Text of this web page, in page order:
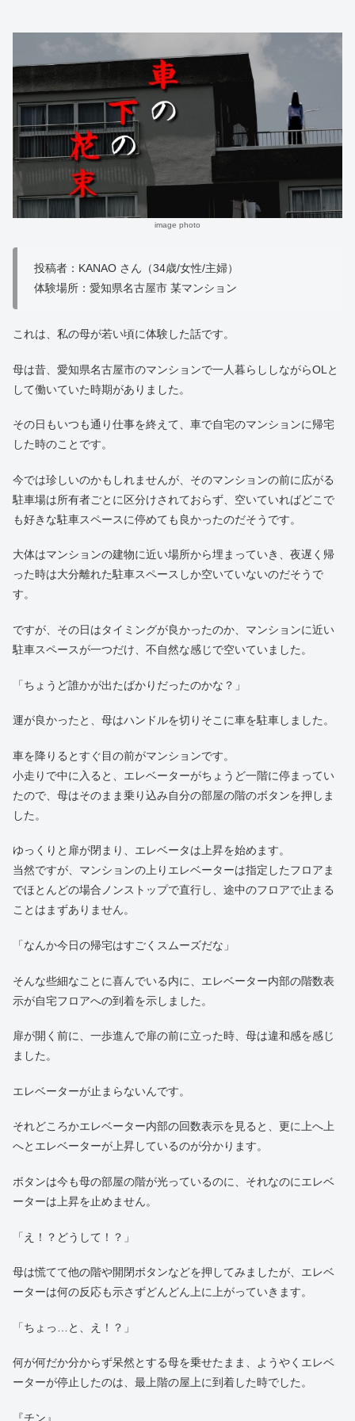
image photo
投稿者：KANAO さん（34歳/女性/主婦）
体験場所：愛知県名古屋市 某マンション
これは、私の母が若い頃に体験した話です。
母は昔、愛知県名古屋市のマンションで一人暮らししながらOLと
して働いていた時期がありました。
その日もいつも通り仕事を終えて、車で自宅のマンションに帰宅
した時のことです。
今では珍しいのかもしれませんが、そのマンションの前に広がる
駐車場は所有者ごとに区分けされておらず、空いていればどこで
も好きな駐車スペースに停めても良かったのだそうです。
大体はマンションの建物に近い場所から埋まっていき、夜遅く帰
った時は大分離れた駐車スペースしか空いていないのだそうで
す。
ですが、その日はタイミングが良かったのか、マンションに近い
駐車スペースが一つだけ、不自然な感じで空いていました。
「ちょうど誰かが出たばかりだったのかな？」
運が良かったと、母はハンドルを切りそこに車を駐車しました。
車を降りるとすぐ目の前がマンションです。
小走りで中に入ると、エレベーターがちょうど一階に停まってい
たので、母はそのまま乗り込み自分の部屋の階のボタンを押しま
した。
ゆっくりと扉が閉まり、エレベータは上昇を始めます。
当然ですが、マンションの上りエレベーターは指定したフロアま
でほとんどの場合ノンストップで直行し、途中のフロアで止まる
ことはまずありません。
「なんか今日の帰宅はすごくスムーズだな」
そんな些細なことに喜んでいる内に、エレベーター内部の階数表
示が自宅フロアへの到着を示しました。
扉が開く前に、一歩進んで扉の前に立った時、母は違和感を感じ
ました。
エレベーターが止まらないんです。
それどころかエレベーター内部の回数表示を見ると、更に上へ上
へとエレベーターが上昇しているのが分かります。
ボタンは今も母の部屋の階が光っているのに、それなのにエレベ
ーターは上昇を止めません。
「え！？どうして！？」
母は慌てて他の階や開閉ボタンなどを押してみましたが、エレベ
ーターは何の反応も示さずどんどん上に上がっていきます。
「ちょっ…と、え！？」
何が何だか分からず呆然とする母を乗せたまま、ようやくエレベ
ーターが停止したのは、最上階の屋上に到着した時でした。
『チン』